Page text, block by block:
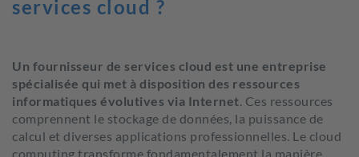
services cloud ?
Un fournisseur de services cloud est une entreprise
spécialisée qui met à disposition des ressources
informatiques évolutives via Internet. Ces ressources
comprennent le stockage de données, la puissance de
calcul et diverses applications professionnelles. Le cloud
computing transforme fondamentalement la manière